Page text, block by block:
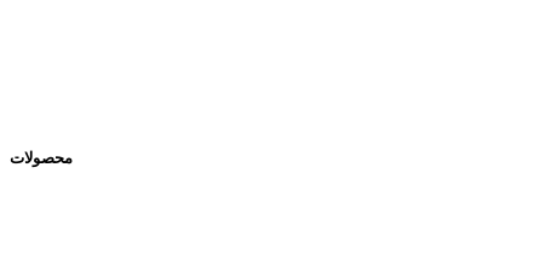
محصولات